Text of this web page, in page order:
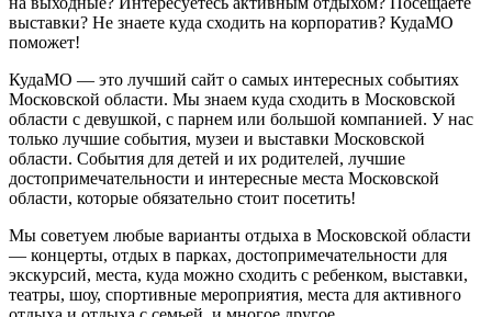
выставки? Не знаете куда сходить на корпоратив? КудаМО
поможет!
КудаМО — это лучший сайт о самых интересных событиях
Московской области. Мы знаем куда сходить в Московской
области с девушкой, с парнем или большой компанией. У нас
только лучшие события, музеи и выставки Московской
области. События для детей и их родителей, лучшие
достопримечательности и интересные места Московской
области, которые обязательно стоит посетить!
Мы советуем любые варианты отдыха в Московской области
— концерты, отдых в парках, достопримечательности для
экскурсий, места, куда можно сходить с ребенком, выставки,
театры, шоу, спортивные мероприятия, места для активного